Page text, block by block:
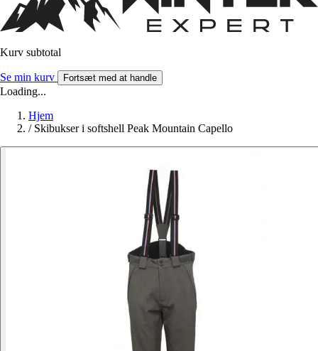
Kurv subtotal
Se min kurv Fortsæt med at handle
Loading...
Hjem
/ Skibukser i softshell Peak Mountain Capello